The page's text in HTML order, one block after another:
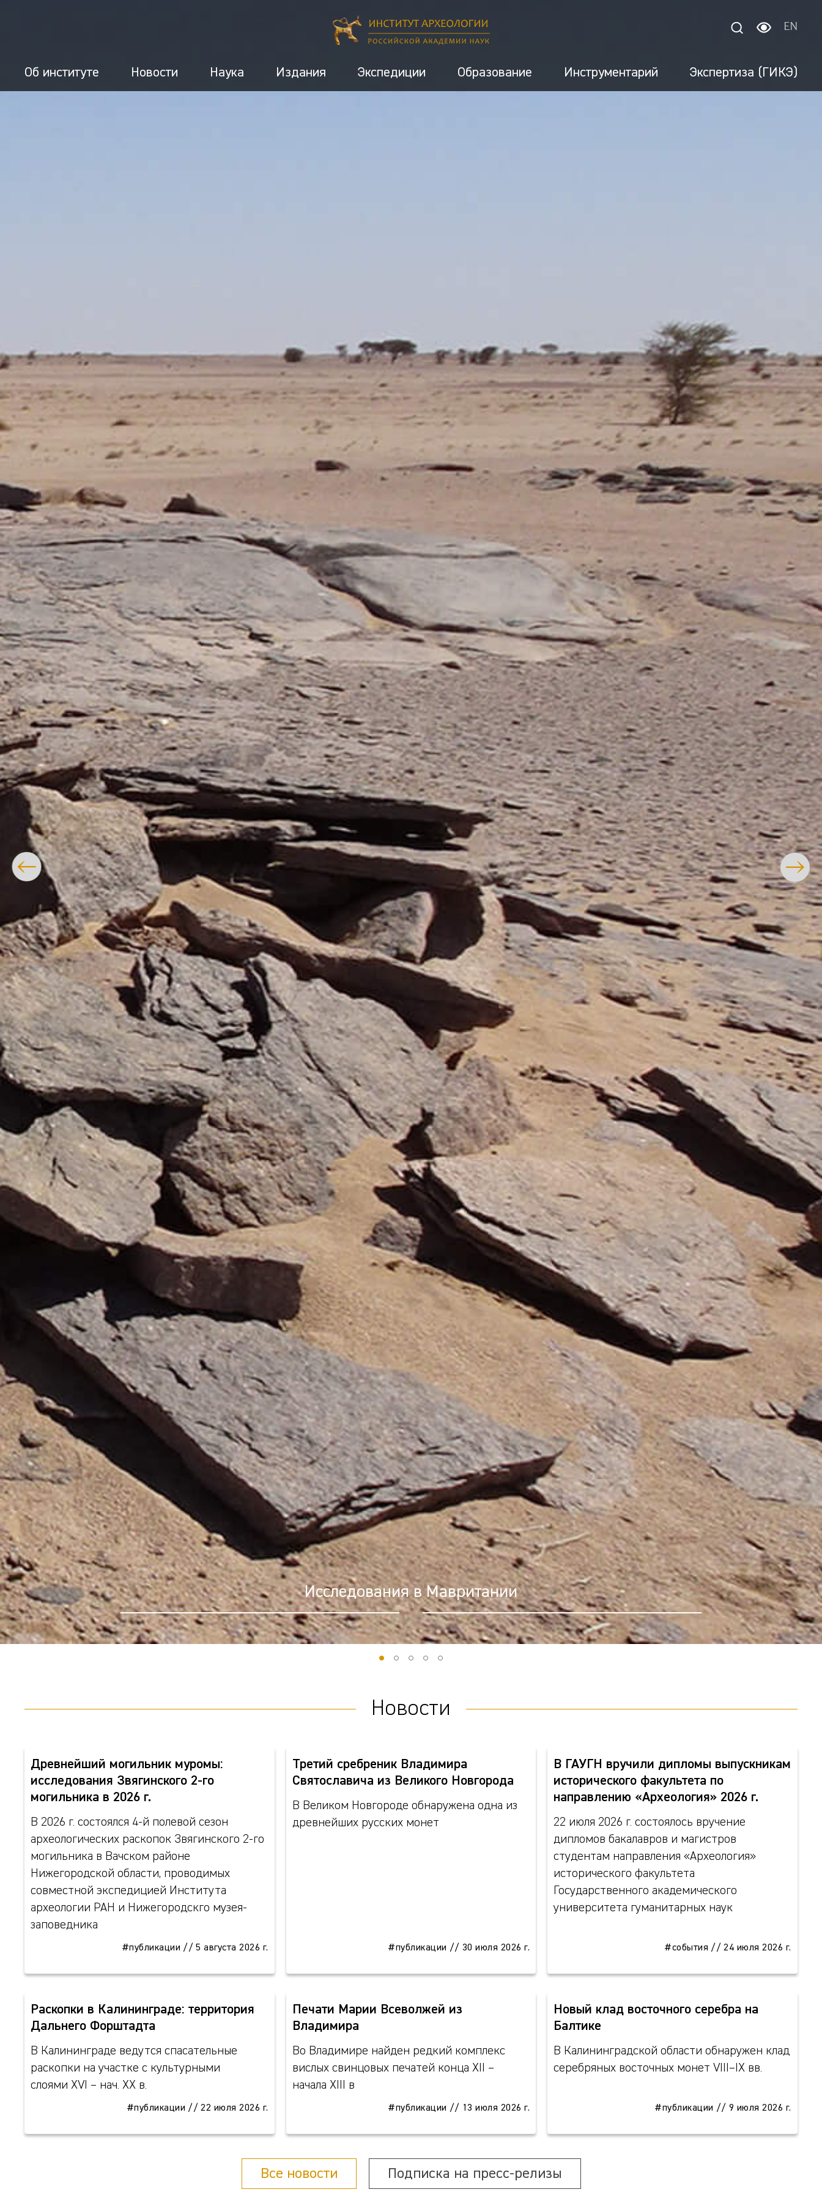
EN
Об институте Новости Наука Издания Экспедиции Образование Инструментарий Экспертиза (ГИКЭ)
Лазерное сканирование по технологии LiDAR в Суздале
Новости
Древнейший могильник муромы:
исследования Звягинского 2-го
могильника в 2026 г.
В 2026 г. состоялся 4-й полевой сезон
археологических раскопок Звягинского 2-го
могильника в Вачском районе
Нижегородской области, проводимых
совместной экспедицией Института
археологии РАН и Нижегородскго музея-
заповедника
#публикации // 5 августа 2026 г.
Третий сребреник Владимира
Святославича из Великого Новгорода
В Великом Новгороде обнаружена одна из
древнейших русских монет
#публикации // 30 июля 2026 г.
В ГАУГН вручили дипломы выпускникам
исторического факультета по
направлению «Археология» 2026 г.
22 июля 2026 г. состоялось вручение
дипломов бакалавров и магистров
студентам направления «Археология»
исторического факультета
Государственного академического
университета гуманитарных наук
#события // 24 июля 2026 г.
Раскопки в Калининграде: территория
Дальнего Форштадта
В Калининграде ведутся спасательные
раскопки на участке с культурными
слоями XVI – нач. XX в.
#публикации // 22 июля 2026 г.
Печати Марии Всеволжей из
Владимира
Во Владимире найден редкий комплекс
вислых свинцовых печатей конца XII –
начала XIII в
#публикации // 13 июля 2026 г.
Новый клад восточного серебра на
Балтике
В Калининградской области обнаружен клад
серебряных восточных монет VIII–IX вв.
#публикации // 9 июля 2026 г.
Все новости Подписка на пресс-релизы